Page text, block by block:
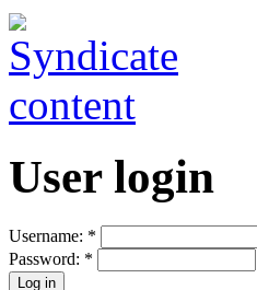
User login
Username: *
Password: *